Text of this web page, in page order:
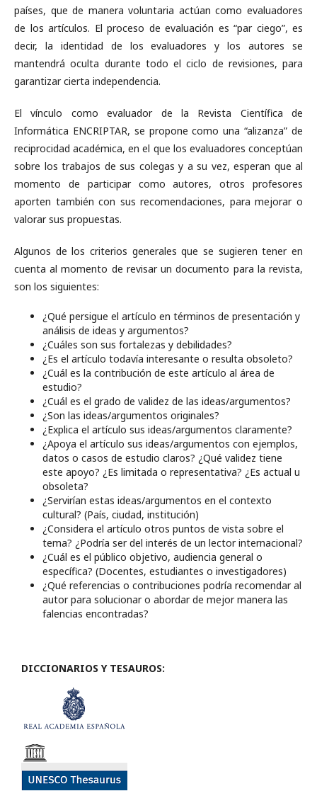
países, que de manera voluntaria actúan como evaluadores
de los artículos. El proceso de evaluación es “par ciego”, es
decir, la identidad de los evaluadores y los autores se
mantendrá oculta durante todo el ciclo de revisiones, para
garantizar cierta independencia.
El vínculo como evaluador de la Revista Científica de
Informática ENCRIPTAR, se propone como una “alizanza” de
reciprocidad académica, en el que los evaluadores conceptúan
sobre los trabajos de sus colegas y a su vez, esperan que al
momento de participar como autores, otros profesores
aporten también con sus recomendaciones, para mejorar o
valorar sus propuestas.
Algunos de los criterios generales que se sugieren tener en
cuenta al momento de revisar un documento para la revista,
son los siguientes:
¿Qué persigue el artículo en términos de presentación y
análisis de ideas y argumentos?
¿Cuáles son sus fortalezas y debilidades?
¿Es el artículo todavía interesante o resulta obsoleto?
¿Cuál es la contribución de este artículo al área de
estudio?
¿Cuál es el grado de validez de las ideas/argumentos?
¿Son las ideas/argumentos originales?
¿Explica el artículo sus ideas/argumentos claramente?
¿Apoya el artículo sus ideas/argumentos con ejemplos,
datos o casos de estudio claros? ¿Qué validez tiene
este apoyo? ¿Es limitada o representativa? ¿Es actual u
obsoleta?
¿Servirían estas ideas/argumentos en el contexto
cultural? (País, ciudad, institución)
¿Considera el artículo otros puntos de vista sobre el
tema? ¿Podría ser del interés de un lector internacional?
¿Cuál es el público objetivo, audiencia general o
específica? (Docentes, estudiantes o investigadores)
¿Qué referencias o contribuciones podría recomendar al
autor para solucionar o abordar de mejor manera las
falencias encontradas?
DICCIONARIOS Y TESAUROS: